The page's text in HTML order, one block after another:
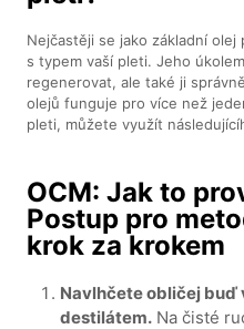
Nejčastěji se jako základní
s typem vaší pleti. Jeho
regenerovat, ale také ji
olejů funguje pro více než
pleti, můžete využít
OCM: Jak to
Postup pro
krok za krokem
Navlhčete obličej buď
destilátem. Na čisté